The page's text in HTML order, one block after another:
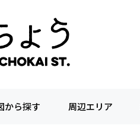
から探す 周辺エリア